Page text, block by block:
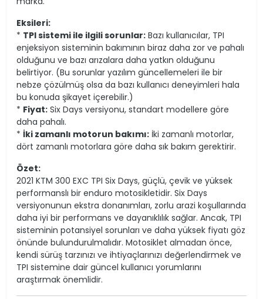
Eksileri:
* TPI sistemi ile ilgili sorunlar: Bazı kullanıcılar, TPI
enjeksiyon sisteminin bakımının biraz daha zor ve pahalı
olduğunu ve bazı arızalara daha yatkın olduğunu
belirtiyor. (Bu sorunlar yazılım güncellemeleri ile bir
nebze çözülmüş olsa da bazı kullanıcı deneyimleri hala
bu konuda şikayet içerebilir.)
* Fiyat: Six Days versiyonu, standart modellere göre
daha pahalı.
* İki zamanlı motorun bakımı: İki zamanlı motorlar,
dört zamanlı motorlara göre daha sık bakım gerektirir.
Özet:
2021 KTM 300 EXC TPI Six Days, güçlü, çevik ve yüksek
performanslı bir enduro motosikletidir. Six Days
versiyonunun ekstra donanımları, zorlu arazi koşullarında
daha iyi bir performans ve dayanıklılık sağlar. Ancak, TPI
sisteminin potansiyel sorunları ve daha yüksek fiyatı göz
önünde bulundurulmalıdır. Motosiklet almadan önce,
kendi sürüş tarzınızı ve ihtiyaçlarınızı değerlendirmek ve
TPI sistemine dair güncel kullanıcı yorumlarını
araştırmak önemlidir.